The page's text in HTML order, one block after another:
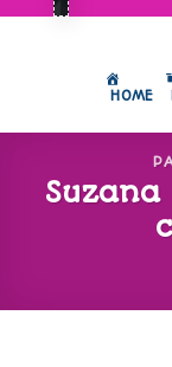
HOME
Suzana